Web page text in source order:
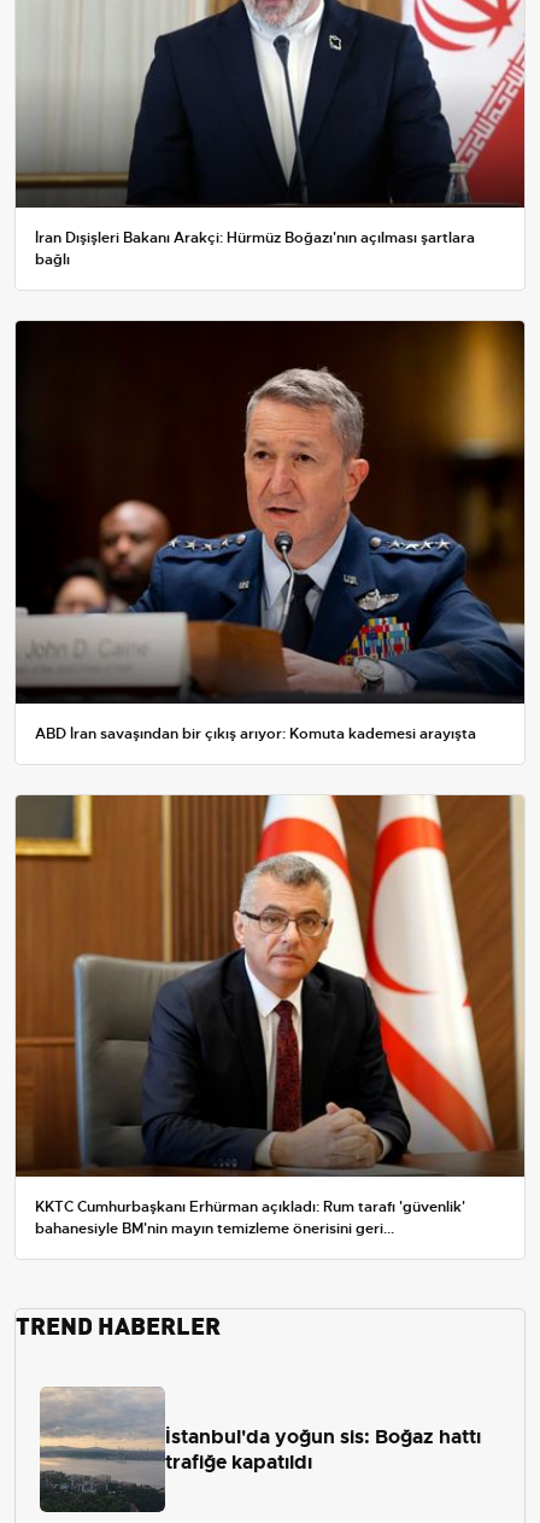
İran Dışişleri Bakanı Arakçi: Hürmüz Boğazı'nın açılması şartlara
bağlı
ABD İran savaşından bir çıkış arıyor: Komuta kademesi arayışta
KKTC Cumhurbaşkanı Erhürman açıkladı: Rum tarafı 'güvenlik'
bahanesiyle BM'nin mayın temizleme önerisini geri...
TREND HABERLER
İstanbul'da yoğun sis: Boğaz hattı
trafiğe kapatıldı